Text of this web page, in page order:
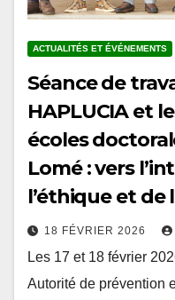
Séance de
HAPLUCIA et
écoles
Lomé : vers
l’éthique et de
curricula
18 FÉVRIER 2026
Les 17 et 18 février
Autorité de prévention
les infractions